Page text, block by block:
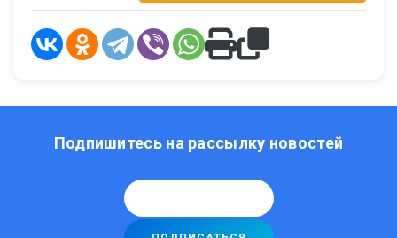
Подпишитесь на рассылку новостей